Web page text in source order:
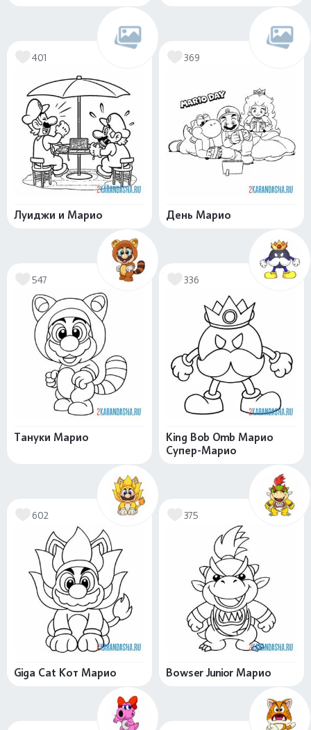
401
Луиджи и Марио
369
День Марио
547
Тануки Марио
336
King Bob Omb Марио
Супер-Марио
602
Giga Cat Кот Марио
375
Bowser Junior Марио